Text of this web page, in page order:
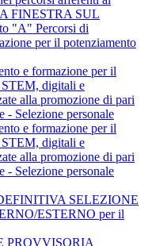
FINESTRA SUL
"A" Percorsi di
per il potenziamento
e formazione per il
STEM, digitali e
alla promozione di pari
- Selezione personale
e formazione per il
STEM, digitali e
alla promozione di pari
- Selezione personale
SELEZIONE
ESTERNO per il
PROVVISORIA